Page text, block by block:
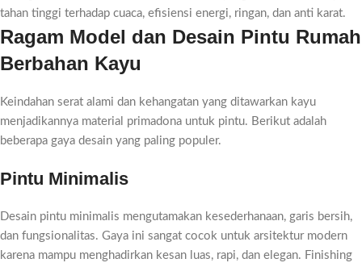
tahan tinggi terhadap cuaca, efisiensi energi, ringan, dan anti karat.
Ragam Model dan Desain Pintu Rumah
Berbahan Kayu
Keindahan serat alami dan kehangatan yang ditawarkan kayu
menjadikannya material primadona untuk pintu. Berikut adalah
beberapa gaya desain yang paling populer.
Pintu Minimalis
Desain pintu minimalis mengutamakan kesederhanaan, garis bersih,
dan fungsionalitas. Gaya ini sangat cocok untuk arsitektur modern
karena mampu menghadirkan kesan luas, rapi, dan elegan. Finishing